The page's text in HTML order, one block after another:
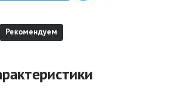
Рекомендуем